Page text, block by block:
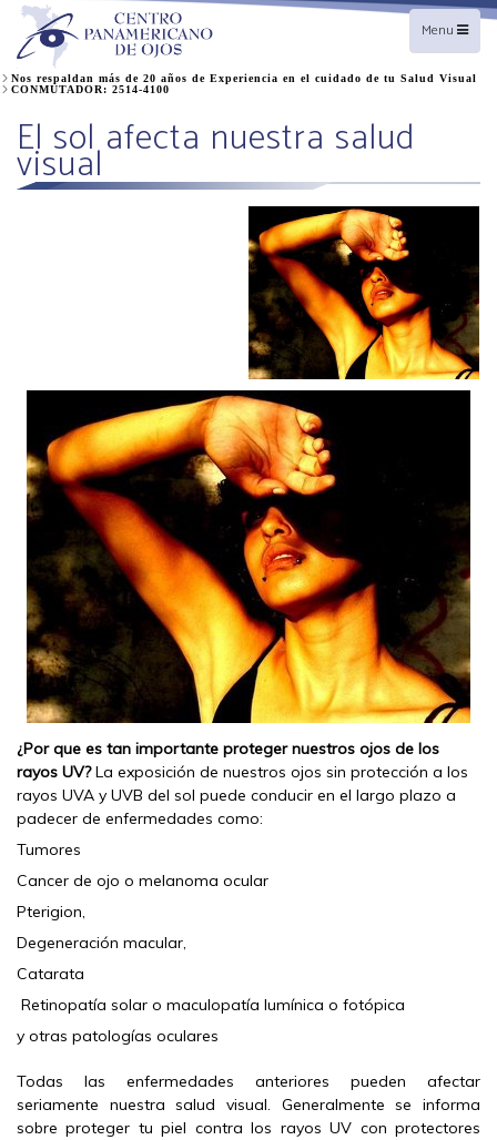
Toggle
navigation
Menu
Nos respaldan más de 20 años de Experiencia en el cuidado de tu Salud Visual
CONMUTADOR: 2514-4100
El sol afecta nuestra salud
visual
¿Por que es tan importante proteger nuestros ojos de los
rayos UV?La exposición de nuestros ojos sin protección a los
rayos UVA y UVB del sol puede conducir en el largo plazo a
padecer de enfermedades como:
Tumores
Cancer de ojo o melanoma ocular
Pterigion,
Degeneración macular,
Catarata
Retinopatía solar o maculopatía lumínica o fotópica
y otras patologías oculares
Todas las enfermedades anteriores pueden afectar
seriamente nuestra salud visual. Generalmente se informa
sobre proteger tu piel contra los rayos UV con protectores